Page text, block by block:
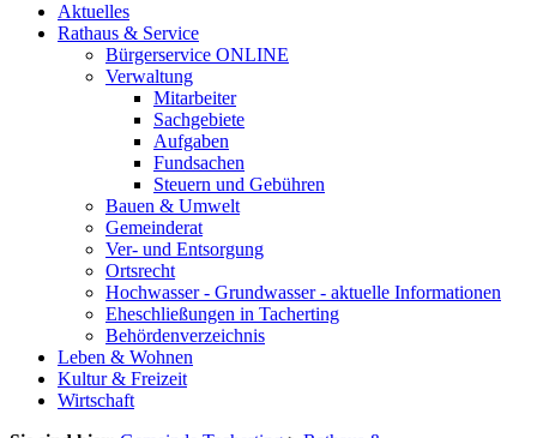
Aktuelles
Rathaus & Service
Bürgerservice ONLINE
Verwaltung
Mitarbeiter
Sachgebiete
Aufgaben
Fundsachen
Steuern und Gebühren
Bauen & Umwelt
Gemeinderat
Ver- und Entsorgung
Ortsrecht
Hochwasser - Grundwasser - aktuelle Informationen
Eheschließungen in Tacherting
Behördenverzeichnis
Leben & Wohnen
Kultur & Freizeit
Wirtschaft